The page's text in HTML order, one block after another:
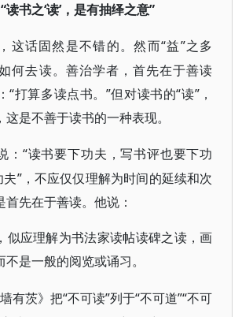
“读书之‘读’，是有抽绎之意”
这话固然是不错的。然而“益”之多
何去读。善治学者，首先在于善读
“打算多读点书。”但对读书的“读”，
是不善于读书的一种表现。
： “读书要下功夫，写书评也要下功
夫”，不应仅仅理解为时间的延续和次
先在于善读。他说：
似应理解为书法家读帖读碑之读，画
是一般的阅览或诵习。
墙有茨》把“不可读”列于“不可道”“不可